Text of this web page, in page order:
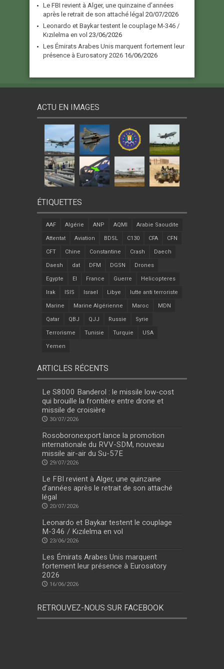
Le FBI revient à Alger, une quinzaine d’années
après le retrait de son attaché légal 20/07/2026
Leonardo et Baykar testent le couplage M-346 /
Kızılelma en vol 23/06/2026
Les Émirats Arabes Unis marquent fortement leur
présence à Eurosatory 2026 16/06/2026
ACTU EN IMAGES
ÉTIQUETTES
AAF Algérie ANP AQMI Arabie Saoudite
Attentat Aviation BDSL C130 CFA CFN
CFT Chine Constantine Crash Daech
Daesh dat DFM DGSN Drones
Egypte EI France Guerre Helicopteres
Irak ISIS Israel Libye lutte anti terroriste
Marine Marine Algérienne Maroc MDN
Qatar QBJ QJJ Russie Syrie
Terrorisme Tunisie Turquie USA
Yemen
ARTICLES RÉCENTS
Le S8000 Banderol : le missile low-cost
qui brouille la frontière entre drone et
missile de croisière
30/07/2026
Rosoboronexport lance la promotion
internationale du RVV-SDM, nouveau
missile air-air du Su-57E
29/07/2026
Le FBI revient à Alger, une quinzaine
d’années après le retrait de son attaché
légal
20/07/2026
Leonardo et Baykar testent le couplage
M-346 / Kızılelma en vol
23/06/2026
Les Émirats Arabes Unis marquent
fortement leur présence à Eurosatory
2026
16/06/2026
RETROUVEZ-NOUS SUR FACEBOOK